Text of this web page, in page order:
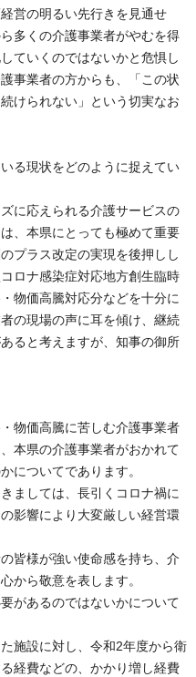
営の明るい先行きを見通せ
多くの介護事業者がやむを得
ていくのではないかと危惧し
事業者の方からも、「この状
けられない」という切実なお
る現状をどのように捉えてい
に応えられる介護サービスの
、本県にとっても極めて重要
プラス改定の実現を後押しし
ロナ感染症対応地方創生臨時
物価高騰対応分などを十分に
の現場の声に耳を傾け、継続
ると考えますが、知事の御所
物価高騰に苦しむ介護事業者
本県の介護事業者がおかれて
についてであります。
ましては、長引くコロナ禍に
影響により大変厳しい経営環
皆様が強い使命感を持ち、介
から敬意を表します。
があるのではないかについて
施設に対し、令和2年度から衛
経費などの、かかり増し経費